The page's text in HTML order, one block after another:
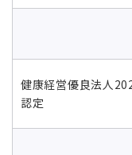
健康経営優良法人
認定